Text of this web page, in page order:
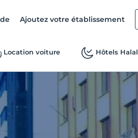
Ajoutez votre établissement
Location voiture Hôtels Halal